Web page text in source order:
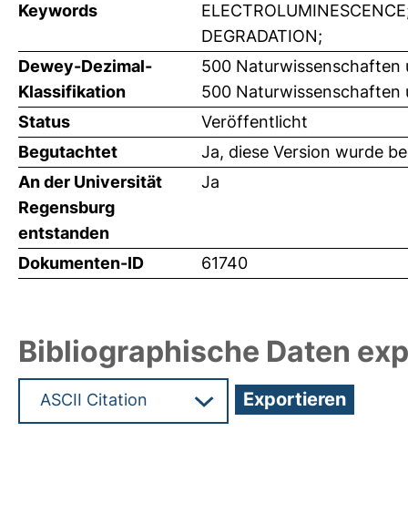
Keywords
DEGRADATION;
Dewey-Dezimal-
Klassifikation
500 Naturwissenschaften
500 Naturwissenschaften
Status
Veröffentlicht
Begutachtet
Ja, diese Version wurde
An der Universität
Regensburg
entstanden
Ja
Dokumenten-ID 61740
Bibliographische Daten